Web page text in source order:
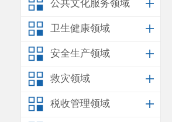
公共文化服务领域
卫生健康领域
安全生产领域
救灾领域
税收管理领域